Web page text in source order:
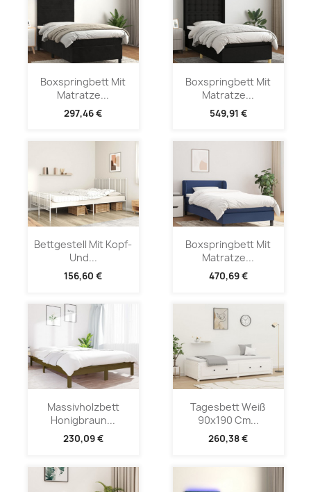
Boxspringbett Mit
Matratze...
297,46 €
Boxspringbett Mit
Matratze...
549,91 €
Bettgestell Mit Kopf-
Und...
156,60 €
Boxspringbett Mit
Matratze...
470,69 €
Massivholzbett
Honigbraun...
230,09 €
Tagesbett Weiß
90x190 Cm...
260,38 €